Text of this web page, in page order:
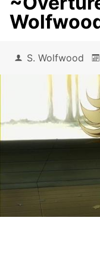
S. Wolfwood